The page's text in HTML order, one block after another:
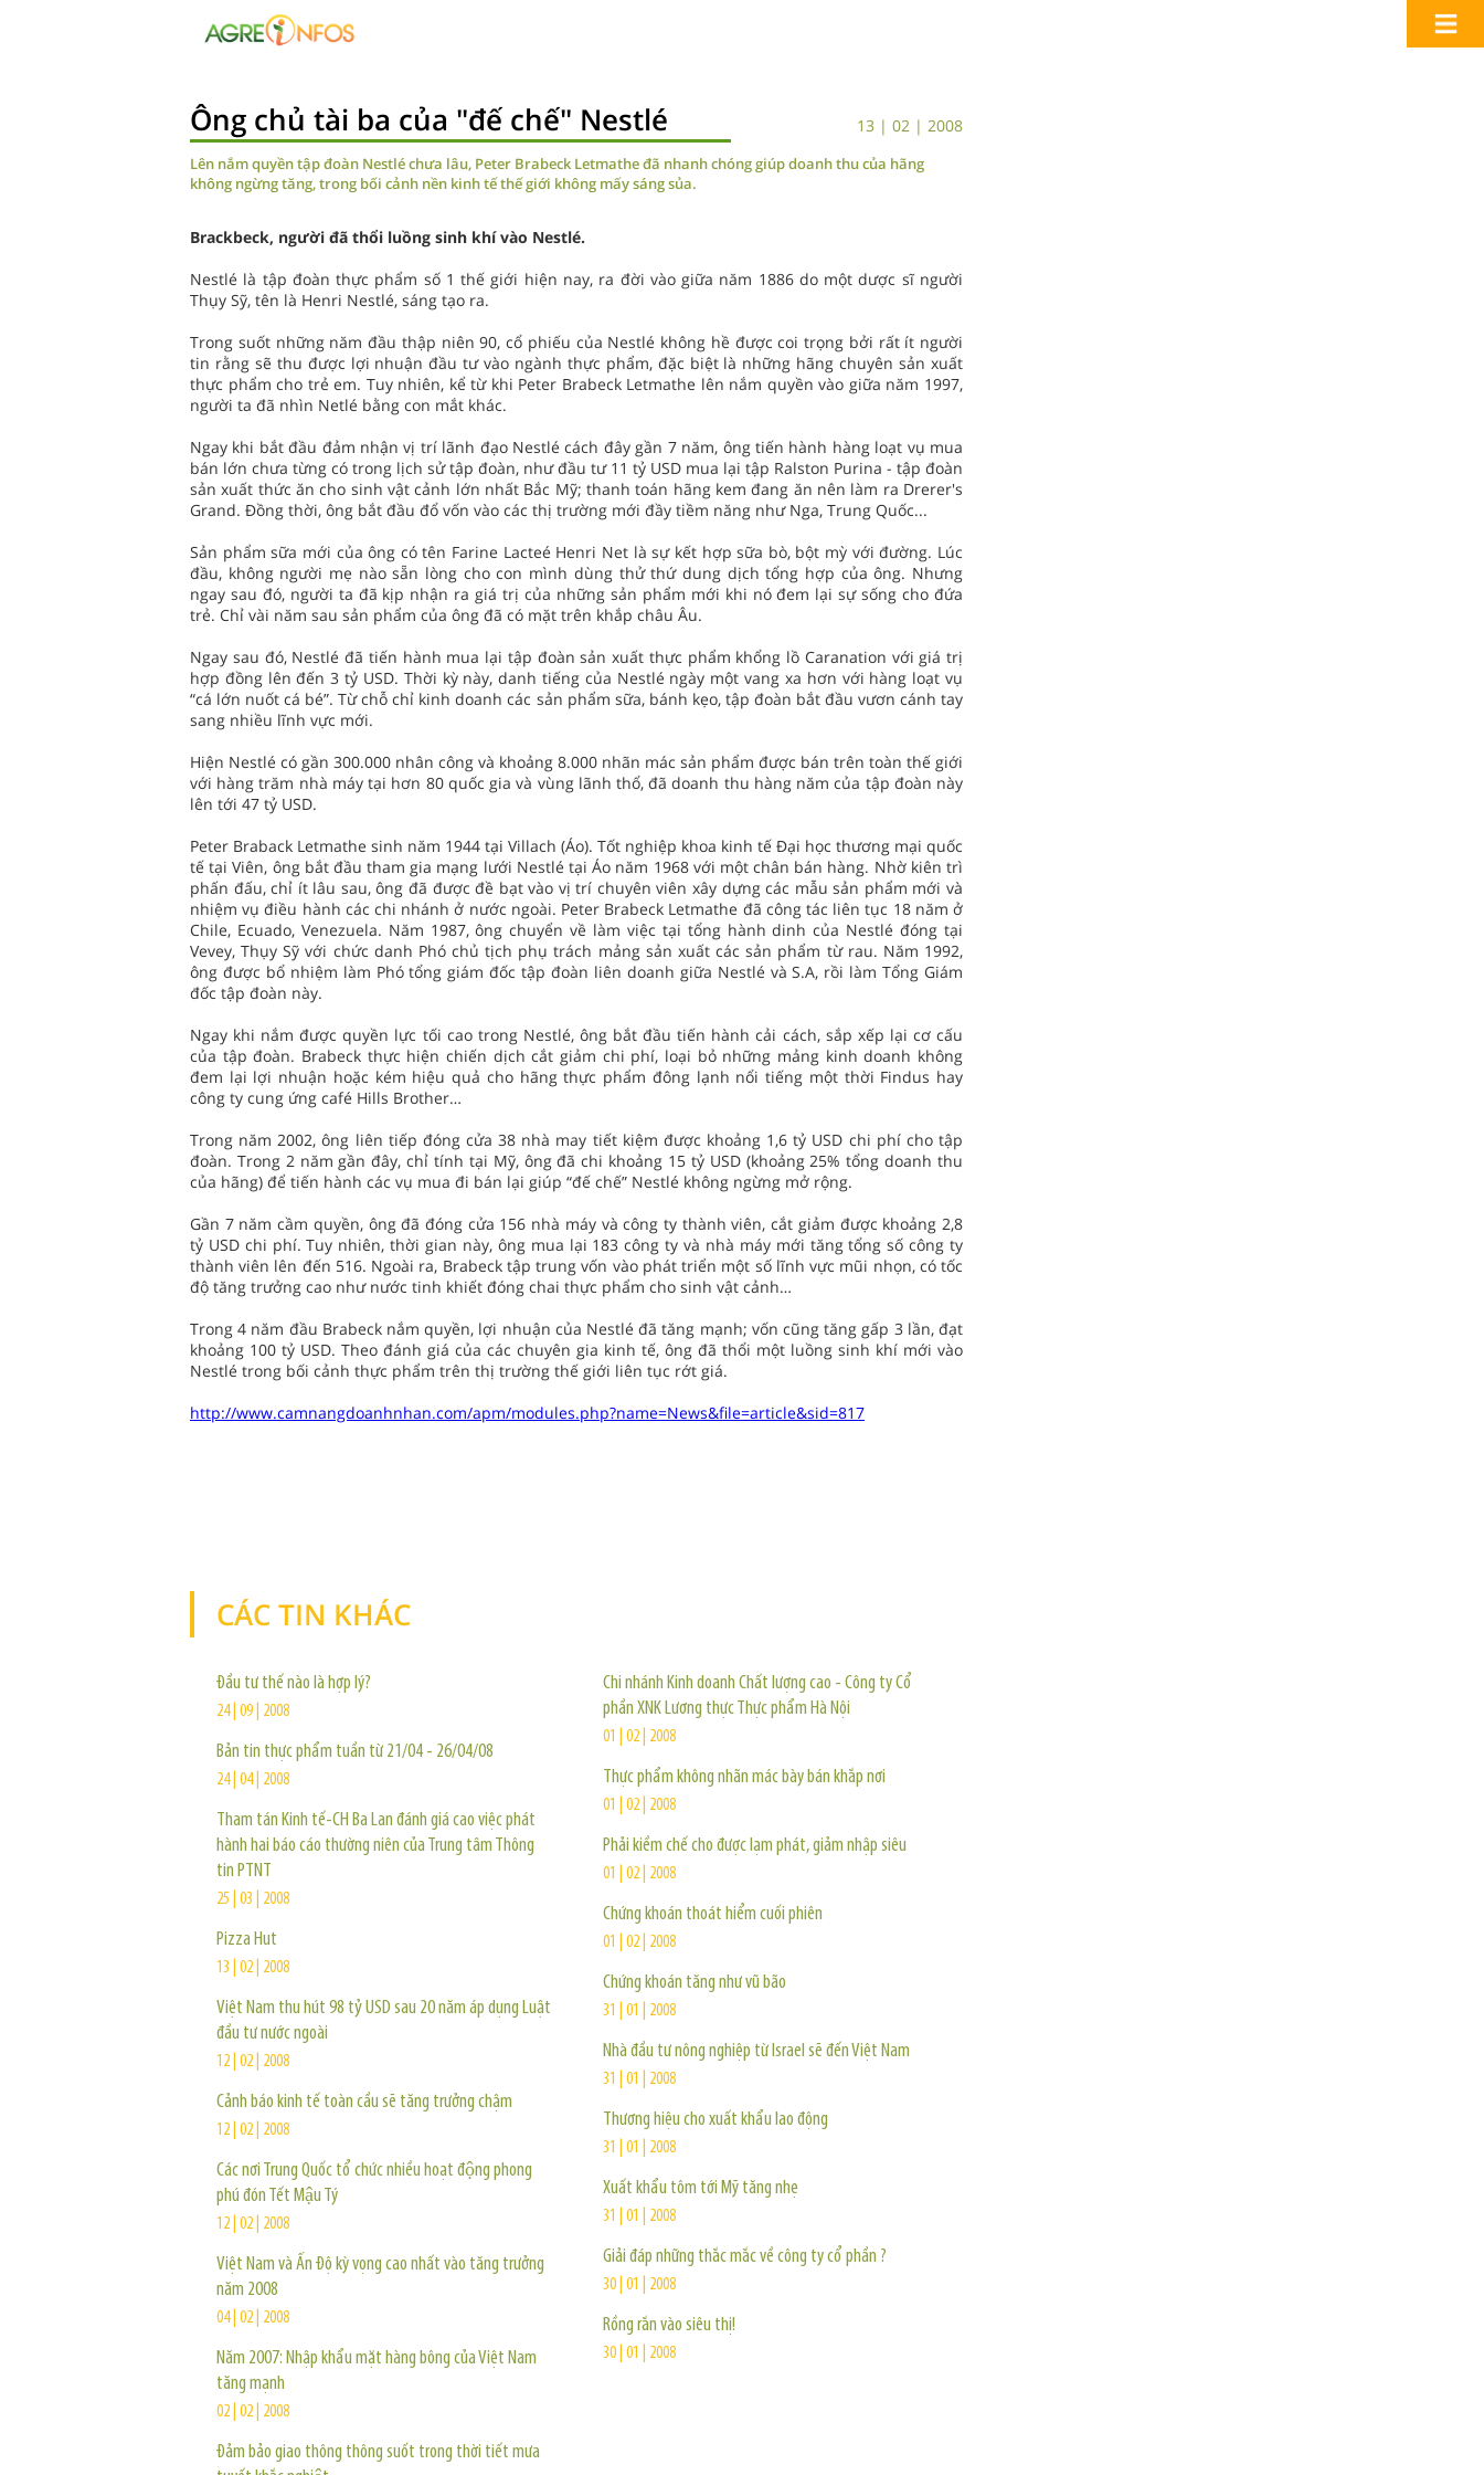
Ông chủ tài ba của "đế chế" Nestlé 13 | 02 | 2008
Lên nắm quyền tập đoàn Nestlé chưa lâu, Peter Brabeck Letmathe đã nhanh chóng giúp doanh thu của hãng
không ngừng tăng, trong bối cảnh nền kinh tế thế giới không mấy sáng sủa.
Brackbeck, người đã thổi luồng sinh khí vào Nestlé.
Nestlé là tập đoàn thực phẩm số 1 thế giới hiện nay, ra đời vào giữa năm 1886 do một dược sĩ người
Thụy Sỹ, tên là Henri Nestlé, sáng tạo ra.
Trong suốt những năm đầu thập niên 90, cổ phiếu của Nestlé không hề được coi trọng bởi rất ít người
tin rằng sẽ thu được lợi nhuận đầu tư vào ngành thực phẩm, đặc biệt là những hãng chuyên sản xuất
thực phẩm cho trẻ em. Tuy nhiên, kể từ khi Peter Brabeck Letmathe lên nắm quyền vào giữa năm 1997,
người ta đã nhìn Netlé bằng con mắt khác.
Ngay khi bắt đầu đảm nhận vị trí lãnh đạo Nestlé cách đây gần 7 năm, ông tiến hành hàng loạt vụ mua
bán lớn chưa từng có trong lịch sử tập đoàn, như đầu tư 11 tỷ USD mua lại tập Ralston Purina - tập đoàn
sản xuất thức ăn cho sinh vật cảnh lớn nhất Bắc Mỹ; thanh toán hãng kem đang ăn nên làm ra Drerer's
Grand. Đồng thời, ông bắt đầu đổ vốn vào các thị trường mới đầy tiềm năng như Nga, Trung Quốc...
Sản phẩm sữa mới của ông có tên Farine Lacteé Henri Net là sự kết hợp sữa bò, bột mỳ với đường. Lúc
đầu, không người mẹ nào sẵn lòng cho con mình dùng thử thứ dung dịch tổng hợp của ông. Nhưng
ngay sau đó, người ta đã kịp nhận ra giá trị của những sản phẩm mới khi nó đem lại sự sống cho đứa
trẻ. Chỉ vài năm sau sản phẩm của ông đã có mặt trên khắp châu Âu.
Ngay sau đó, Nestlé đã tiến hành mua lại tập đoàn sản xuất thực phẩm khổng lồ Caranation với giá trị
hợp đồng lên đến 3 tỷ USD. Thời kỳ này, danh tiếng của Nestlé ngày một vang xa hơn với hàng loạt vụ
“cá lớn nuốt cá bé”. Từ chỗ chỉ kinh doanh các sản phẩm sữa, bánh kẹo, tập đoàn bắt đầu vươn cánh tay
sang nhiều lĩnh vực mới.
Hiện Nestlé có gần 300.000 nhân công và khoảng 8.000 nhãn mác sản phẩm được bán trên toàn thế giới
với hàng trăm nhà máy tại hơn 80 quốc gia và vùng lãnh thổ, đã doanh thu hàng năm của tập đoàn này
lên tới 47 tỷ USD.
Peter Braback Letmathe sinh năm 1944 tại Villach (Áo). Tốt nghiệp khoa kinh tế Đại học thương mại quốc
tế tại Viên, ông bắt đầu tham gia mạng lưới Nestlé tại Áo năm 1968 với một chân bán hàng. Nhờ kiên trì
phấn đấu, chỉ ít lâu sau, ông đã được đề bạt vào vị trí chuyên viên xây dựng các mẫu sản phẩm mới và
nhiệm vụ điều hành các chi nhánh ở nước ngoài. Peter Brabeck Letmathe đã công tác liên tục 18 năm ở
Chile, Ecuado, Venezuela. Năm 1987, ông chuyển về làm việc tại tổng hành dinh của Nestlé đóng tại
Vevey, Thụy Sỹ với chức danh Phó chủ tịch phụ trách mảng sản xuất các sản phẩm từ rau. Năm 1992,
ông được bổ nhiệm làm Phó tổng giám đốc tập đoàn liên doanh giữa Nestlé và S.A, rồi làm Tổng Giám
đốc tập đoàn này.
Ngay khi nắm được quyền lực tối cao trong Nestlé, ông bắt đầu tiến hành cải cách, sắp xếp lại cơ cấu
của tập đoàn. Brabeck thực hiện chiến dịch cắt giảm chi phí, loại bỏ những mảng kinh doanh không
đem lại lợi nhuận hoặc kém hiệu quả cho hãng thực phẩm đông lạnh nổi tiếng một thời Findus hay
công ty cung ứng café Hills Brother…
Trong năm 2002, ông liên tiếp đóng cửa 38 nhà may tiết kiệm được khoảng 1,6 tỷ USD chi phí cho tập
đoàn. Trong 2 năm gần đây, chỉ tính tại Mỹ, ông đã chi khoảng 15 tỷ USD (khoảng 25% tổng doanh thu
của hãng) để tiến hành các vụ mua đi bán lại giúp “đế chế” Nestlé không ngừng mở rộng.
Gần 7 năm cầm quyền, ông đã đóng cửa 156 nhà máy và công ty thành viên, cắt giảm được khoảng 2,8
tỷ USD chi phí. Tuy nhiên, thời gian này, ông mua lại 183 công ty và nhà máy mới tăng tổng số công ty
thành viên lên đến 516. Ngoài ra, Brabeck tập trung vốn vào phát triển một số lĩnh vực mũi nhọn, có tốc
độ tăng trưởng cao như nước tinh khiết đóng chai thực phẩm cho sinh vật cảnh…
Trong 4 năm đầu Brabeck nắm quyền, lợi nhuận của Nestlé đã tăng mạnh; vốn cũng tăng gấp 3 lần, đạt
khoảng 100 tỷ USD. Theo đánh giá của các chuyên gia kinh tế, ông đã thổi một luồng sinh khí mới vào
Nestlé trong bối cảnh thực phẩm trên thị trường thế giới liên tục rớt giá.
http://www.camnangdoanhnhan.com/apm/modules.php?name=News&file=article&sid=817
CÁC TIN KHÁC
Đầu tư thế nào là hợp lý?
24 | 09 | 2008
Bản tin thực phẩm tuần từ 21/04 - 26/04/08
24 | 04 | 2008
Tham tán Kinh tế-CH Ba Lan đánh giá cao việc phát
hành hai báo cáo thường niên của Trung tâm Thông
tin PTNT
25 | 03 | 2008
Pizza Hut
13 | 02 | 2008
Việt Nam thu hút 98 tỷ USD sau 20 năm áp dụng Luật
đầu tư nước ngoài
12 | 02 | 2008
Cảnh báo kinh tế toàn cầu sẽ tăng trưởng chậm
12 | 02 | 2008
Các nơi Trung Quốc tổ chức nhiều hoạt động phong
phú đón Tết Mậu Tý
12 | 02 | 2008
Việt Nam và Ấn Độ kỳ vọng cao nhất vào tăng trưởng
năm 2008
04 | 02 | 2008
Năm 2007: Nhập khẩu mặt hàng bông của Việt Nam
tăng mạnh
02 | 02 | 2008
Đảm bảo giao thông thông suốt trong thời tiết mưa
Chi nhánh Kinh doanh Chất lượng cao - Công ty Cổ
phần XNK Lương thực Thực phẩm Hà Nội
01 | 02 | 2008
Thực phẩm không nhãn mác bày bán khắp nơi
01 | 02 | 2008
Phải kiềm chế cho được lạm phát, giảm nhập siêu
01 | 02 | 2008
Chứng khoán thoát hiểm cuối phiên
01 | 02 | 2008
Chứng khoán tăng như vũ bão
31 | 01 | 2008
Nhà đầu tư nông nghiệp từ Israel sẽ đến Việt Nam
31 | 01 | 2008
Thương hiệu cho xuất khẩu lao động
31 | 01 | 2008
Xuất khẩu tôm tới Mỹ tăng nhẹ
31 | 01 | 2008
Giải đáp những thắc mắc về công ty cổ phần ?
30 | 01 | 2008
Rồng rắn vào siêu thị!
30 | 01 | 2008